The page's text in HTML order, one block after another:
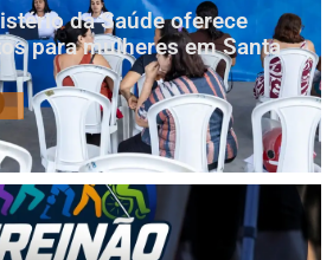
da Saúde oferece
para mulheres em Santa